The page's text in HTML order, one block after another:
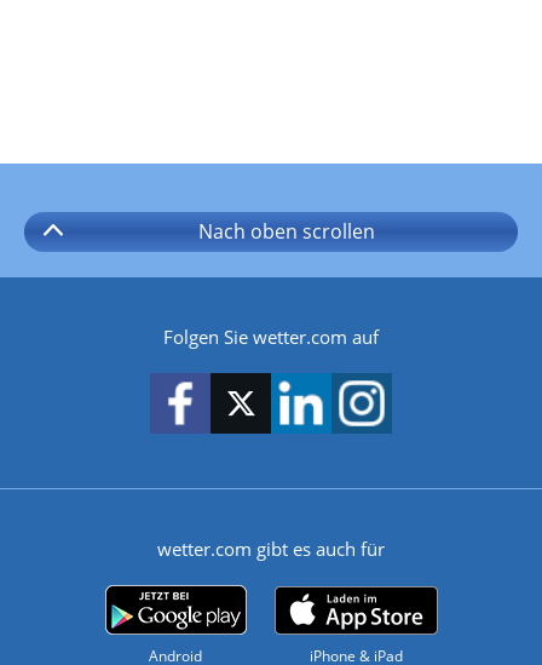
Nach oben scrollen
Folgen Sie wetter.com auf
wetter.com gibt es auch für
Android iPhone & iPad